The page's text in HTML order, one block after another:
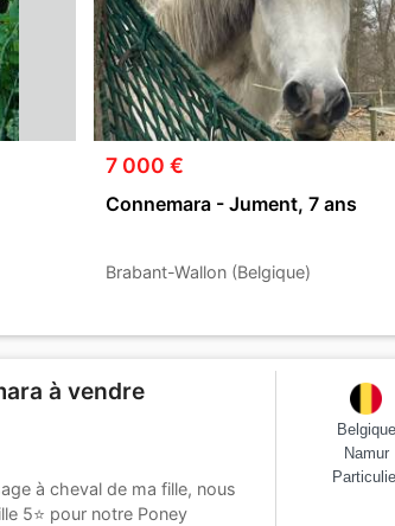
7 000 €
Connemara - Jument, 7 ans
Brabant-Wallon (Belgique)
à vendre
à cheval de ma fille, nous
5⭐️ pour notre Poney
Belgique
Namur